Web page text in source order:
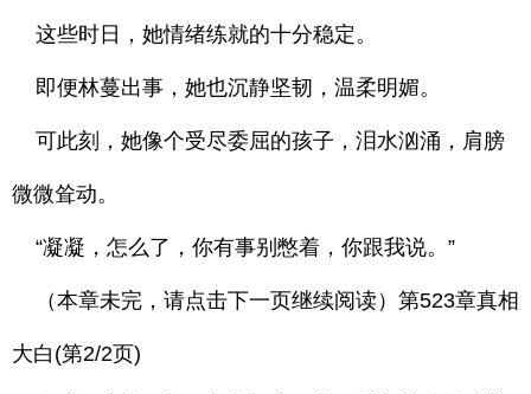
这些时日，她情绪练就的十分稳定。
即便林蔓出事，她也沉静坚韧，温柔明媚。
可此刻，她像个受尽委屈的孩子，泪水汹涌，肩膀
微微耸动。
“凝凝，怎么了，你有事别憋着，你跟我说。”
（本章未完，请点击下一页继续阅读）第523章真相
大白(第2/2页)